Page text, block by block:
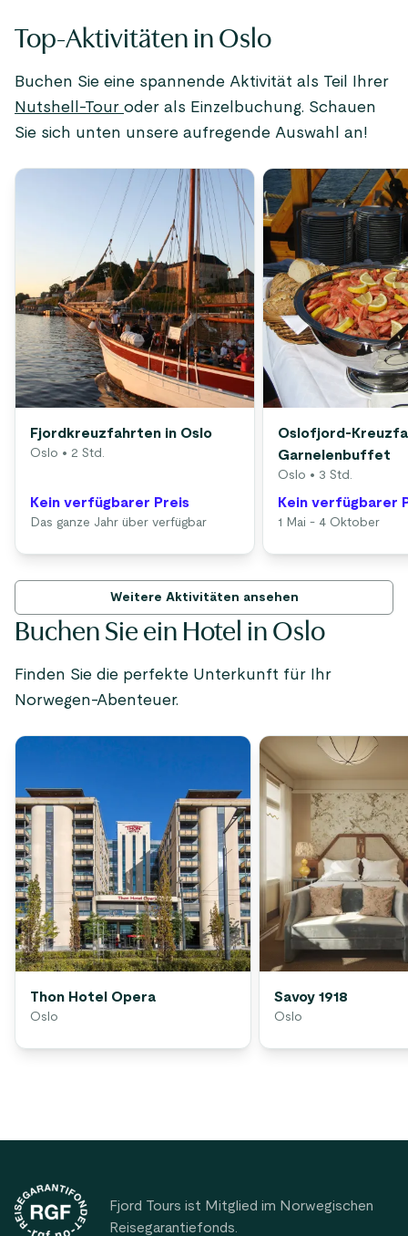
Top-Aktivitäten in Oslo
Buchen Sie eine spannende Aktivität als Teil Ihrer
Nutshell-Tour oder als Einzelbuchung. Schauen
Sie sich unten unsere aufregende Auswahl an!
Fjordkreuzfahrten in Oslo
Oslo • 2 Std.
Kein verfügbarer Preis
Das ganze Jahr über verfügbar
Oslofjord-
Garnelenbuffet
Oslo • 3 Std.
Kein verfügbarer
1 Mai - 4 Oktober
Weitere Aktivitäten ansehen
Buchen Sie ein Hotel in Oslo
Finden Sie die perfekte Unterkunft für Ihr
Norwegen-Abenteuer.
Thon Hotel Opera
Oslo
Savoy 1918
Oslo
Fjord Tours ist Mitglied im Norwegischen
Reisegarantiefonds.